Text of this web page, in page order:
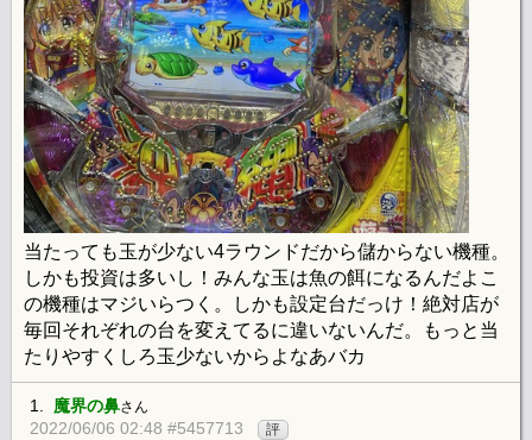
当たっても玉が少ない4ラウンドだから儲からない機種。
しかも投資は多いし！みんな玉は魚の餌になるんだよこ
の機種はマジいらつく。しかも設定台だっけ！絶対店が
毎回それぞれの台を変えてるに違いないんだ。もっと当
たりやすくしろ玉少ないからよなあバカ
1. 魔界の鼻さん
2022/06/06 02:48 #5457713 評